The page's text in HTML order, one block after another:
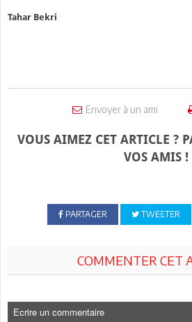
Tahar Bekri
Envoyer à un ami
VOUS AIMEZ CET ARTICLE ?
VOS AMIS !
PARTAGER TWEETER
COMMENTER CET
Ecrire un commentaire